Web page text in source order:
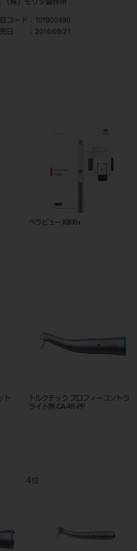
（株）モリタ製作所
コード ：101900490
日
：2016/09/21
カタログ ルートZX3.pdf
フロ
スケーラー est2 Slim #前歯用
10位